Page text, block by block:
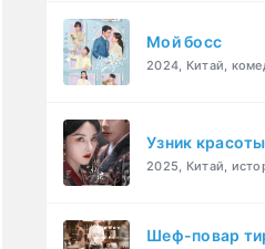
Мой босс
2024, Китай,
Узник красоты
2025, Китай,
Шеф-повар